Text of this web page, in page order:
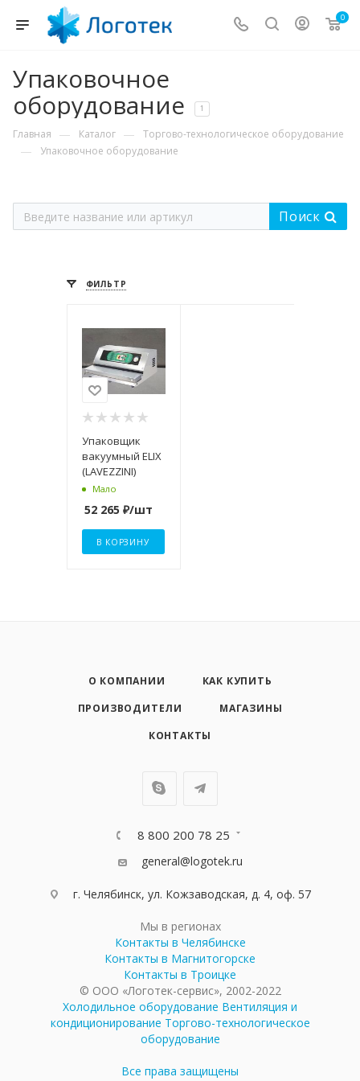
0
Упаковочное
оборудование
1
Главная — Каталог — Торгово-технологическое оборудование
— Упаковочное оборудование
Поиск
ФИЛЬТР
Упаковщик
вакуумный ELIX
(LAVEZZINI)
Мало
52 265 ₽/шт
В КОРЗИНУ
О КОМПАНИИ
КАК КУПИТЬ
ПРОИЗВОДИТЕЛИ
МАГАЗИНЫ
КОНТАКТЫ
8 800 200 78 25
general@logotek.ru
г. Челябинск, ул. Кожзаводская, д. 4, оф. 57
Мы в регионах
Контакты в Челябинске
Контакты в Магнитогорске
Контакты в Троицке
© ООО «Логотек-сервис», 2002-2022
Холодильное оборудование Вентиляция и
кондиционирование Торгово-технологическое
оборудование
Все права защищены